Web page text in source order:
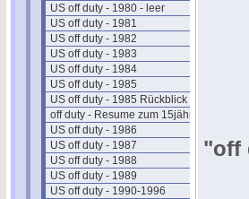
US off duty - 1980 - leer
US off duty - 1981
US off duty - 1982
US off duty - 1983
US off duty - 1984
US off duty - 1985
US off duty - 1985 Rückblick
off duty - Resume zum 15jährigen
US off duty - 1986
US off duty - 1987
US off duty - 1988
US off duty - 1989
US off duty - 1990-1996
"off